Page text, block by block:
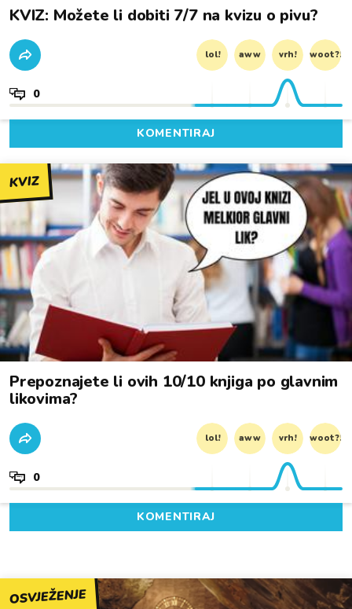
KVIZ: Možete li dobiti 7/7 na kvizu o pivu?
lol! aww vrh! woot?!
0
KOMENTIRAJ
KVIZ
Prepoznajete li ovih 10/10 knjiga po glavnim
likovima?
lol! aww vrh! woot?!
0
KOMENTIRAJ
OSVJEŽENJE